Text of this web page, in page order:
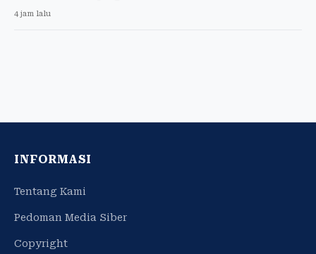
4 jam lalu
INFORMASI
Tentang Kami
Pedoman Media Siber
Copyright